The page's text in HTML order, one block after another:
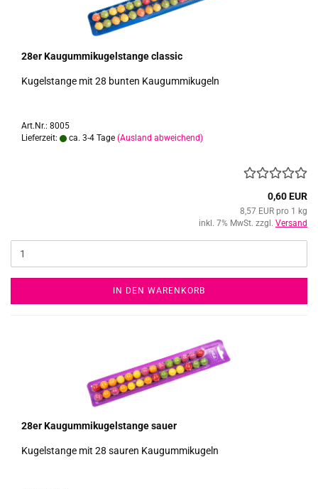
28er Kau­gum­mi­ku­gel­stan­ge clas­sic
Ku­gel­stan­ge mit 28 bun­ten Kau­gum­mi­ku­geln
Art.Nr.: 8005
Lieferzeit:
ca. 3-4 Tage (Ausland abweichend)
0,60 EUR
8,57 EUR pro 1 kg
inkl. 7% MwSt. zzgl. Versand
IN DEN WARENKORB
28er Kau­gum­mi­ku­gel­stan­ge sauer
Ku­gel­stan­ge mit 28 sau­ren Kau­gum­mi­ku­geln